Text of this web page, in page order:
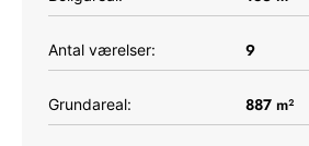
Antal værelser: 9
Grundareal: 887 m²